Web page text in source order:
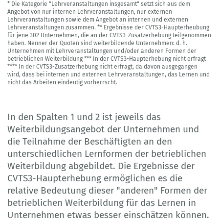
* Die Kategorie "Lehrveranstaltungen insgesamt" setzt sich aus dem
Angebot von nur internen Lehrveranstaltungen, nur externen
Lehrveranstaltungen sowie dem Angebot an internen und externen
Lehrveranstaltungen zusammen. ** Ergebnisse der CVTS3-Haupterheubung
für jene 302 Unternehmen, die an der CVTS3-Zusatzerhebung teilgenommen
haben. Nenner der Quoten sind weiterbildende Unternehmen: d. h.
Unternehmen mit Lehrveranstaltungen und/oder anderen Formen der
betrieblichen Weiterbildung *** In der CVTS3-Haupterhebung nicht erfragt
**** In der CVTS3-Zusatzerhebung nicht erfragt, da davon ausgegangen
wird, dass bei internen und externen Lehrveranstaltungen, das Lernen und
nicht das Arbeiten eindeutig vorherrscht.
In den Spalten 1 und 2 ist jeweils das
Weiterbildungsangebot der Unternehmen und
die Teilnahme der Beschäftigten an den
unterschiedlichen Lernformen der betrieblichen
Weiterbildung abgebildet. Die Ergebnisse der
CVTS3-Haupterhebung ermöglichen es die
relative Bedeutung dieser "anderen" Formen der
betrieblichen Weiterbildung für das Lernen in
Unternehmen etwas besser einschätzen können.